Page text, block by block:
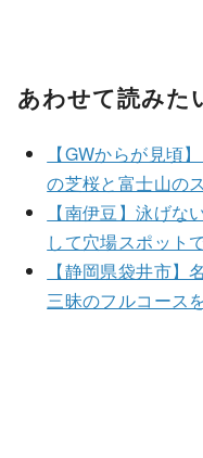
あわせて読みた
【GWからが見頃
の芝桜と富士山の
【南伊豆】泳げな
して穴場スポット
【静岡県袋井市
三昧のフルコース